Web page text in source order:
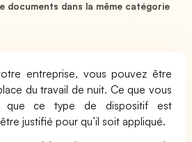
documents dans la même catégorie
entreprise, vous pouvez être
du travail de nuit. Ce que vous
que ce type de dispositif est
justifié pour qu’il soit appliqué.